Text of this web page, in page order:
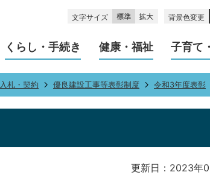
文字サイズ 背景色変更
くらし・手続き 健康・福祉 子育て
入札・契約 優良建設工事等表彰制度 令和3年度表彰
更新日：2023年